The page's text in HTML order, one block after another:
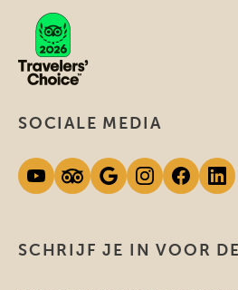
SCHRIJF JE IN VOOR
SOCIALE MEDIA